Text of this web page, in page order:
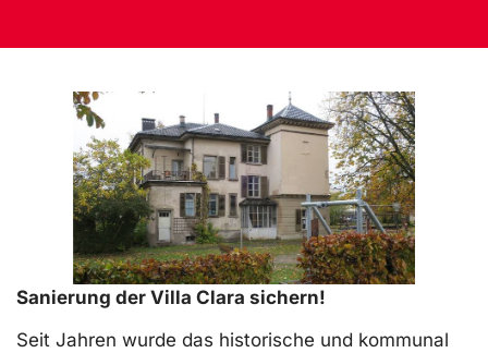
Sanierung der Villa Clara sichern!
Seit Jahren wurde das historische und kommunal